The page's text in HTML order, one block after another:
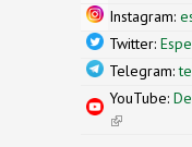
Instagram:
Twitter:
Telegram:
YouTube:
(link is